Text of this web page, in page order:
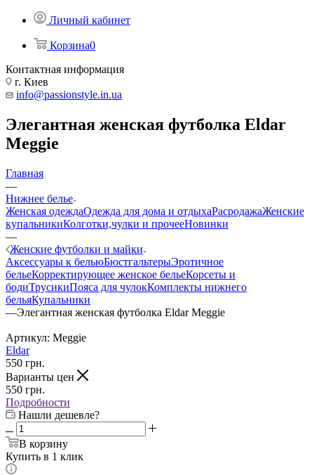
Личный кабинет
Корзина0
Контактная информация
г. Киев
info@passionstyle.in.ua
Элегантная женская футболка Eldar
Meggie
Главная
—
Нижнее белье
Женская одеждаОдежда для дома и отдыхаРасродажаЖенские
купальникиКолготки,чулки и прочееНовинки
—
Женские футболки и майки
Аксессуары к бельюБюстгальтерыЭротичное
бельеКорректирующее женское бельеКорсеты и
бодиТрусикиПояса для чулокКомплекты нижнего
бельяКупальники
—Элегантная женская футболка Eldar Meggie
Артикул: Meggie
Eldar
550 грн.
Варианты цен
550 грн.
Подробности
Нашли дешевле?
В корзину
Купить в 1 клик